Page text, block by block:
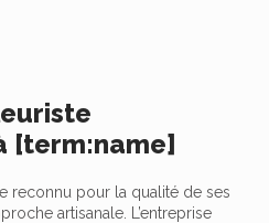
[term:name]
reconnu pour la qualité de ses
artisanale. L’entreprise